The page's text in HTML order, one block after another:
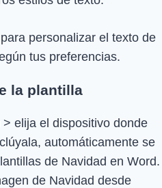
personalizar el texto de
tus preferencias.
la plantilla
elija el dispositivo donde
automáticamente se
de Navidad en Word.
de Navidad desde